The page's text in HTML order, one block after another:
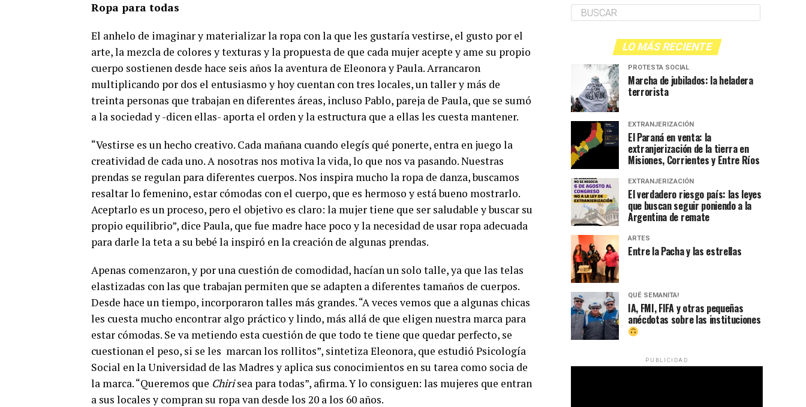
Ropa para todas
El anhelo de imaginar y materializar la ropa con la que les gustaría vestirse, el gusto por el
arte, la mezcla de colores y texturas y la propuesta de que cada mujer acepte y ame su propio
cuerpo sostienen desde hace seis años la aventura de Eleonora y Paula. Arrancaron
multiplicando por dos el entusiasmo y hoy cuentan con tres locales, un taller y más de
treinta personas que trabajan en diferentes áreas, incluso Pablo, pareja de Paula, que se sumó
a la sociedad y -dicen ellas- aporta el orden y la estructura que a ellas les cuesta mantener.
“Vestirse es un hecho creativo. Cada mañana cuando elegís qué ponerte, entra en juego la
creatividad de cada uno. A nosotras nos motiva la vida, lo que nos va pasando. Nuestras
prendas se regulan para diferentes cuerpos.Nos inspira mucho la ropa de danza, buscamos
resaltar lo femenino, estar cómodas con el cuerpo, que es hermoso y está bueno mostrarlo.
Aceptarlo es un proceso, pero el objetivo es claro: la mujer tiene que ser saludable y buscar su
propio equilibrio”, dice Paula, que fue madre hace poco y la necesidad de usar ropa adecuada
para darle la teta a su bebé la inspiró en la creación de algunas prendas.
Apenas comenzaron, y por una cuestión de comodidad, hacían un solo talle, ya que las telas
elastizadas con las que trabajan permiten que se adapten a diferentes tamaños de cuerpos.
Desde hace un tiempo, incorporaron talles más grandes. “A veces vemos que a algunas chicas
les cuesta mucho encontrar algo práctico y lindo, más allá de que eligen nuestra marca para
estar cómodas. Se va metiendo esta cuestión de que todo te tiene que quedar perfecto, se
cuestionan el peso, si se les marcan los rollitos”, sintetiza Eleonora, que estudió Psicología
Social en la Universidad de las Madres y aplica sus conocimientos en su tarea como socia de
la marca. “Queremos que Chirisea para todas”, afirma. Y lo consiguen: las mujeres que entran
a sus locales y compran su ropa van desde los 20 a los 60 años.
LO MÁS RECIENTE
PROTESTA SOCIAL
Marcha de jubilados: la heladera
terrorista
EXTRANJERIZACIÓN
El Paraná en venta: la
extranjerización de la tierra en
Misiones, Corrientes y Entre Ríos
EXTRANJERIZACIÓN
El verdadero riesgo país: las leyes
que buscan seguir poniendo a la
Argentina de remate
ARTES
Entre la Pacha y las estrellas
QUÉ SEMANITA!
IA, FMI, FIFA y otras pequeñas
anécdotas sobre las instituciones
PUBLICIDAD